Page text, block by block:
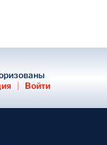
Войти